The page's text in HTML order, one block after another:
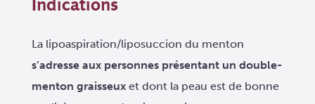
La lipoaspiration/liposuccion du menton
s’adresse aux personnes présentant un double-
menton graisseuxet dont la peau est de bonne